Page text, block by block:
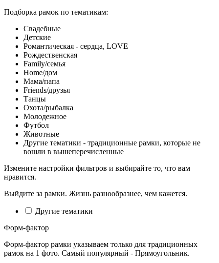
Подборка рамок по тематикам:
Свадебные
Детские
Романтическая - сердца, LOVE
Рождественская
Family/семья
Home/дом
Мама/папа
Friends/друзья
Танцы
Охота/рыбалка
Молодежное
Футбол
Животные
Другие тематики - традиционные рамки, которые не
вошли в вышеперечисленные
Измените настройки фильтров и выбирайте то, что вам
нравится.
Выйдите за рамки. Жизнь разнообразнее, чем кажется.
Другие тематики
Форм-фактор
Форм-фактор рамки указываем только для традиционных
рамок на 1 фото. Самый популярный - Прямоугольник.